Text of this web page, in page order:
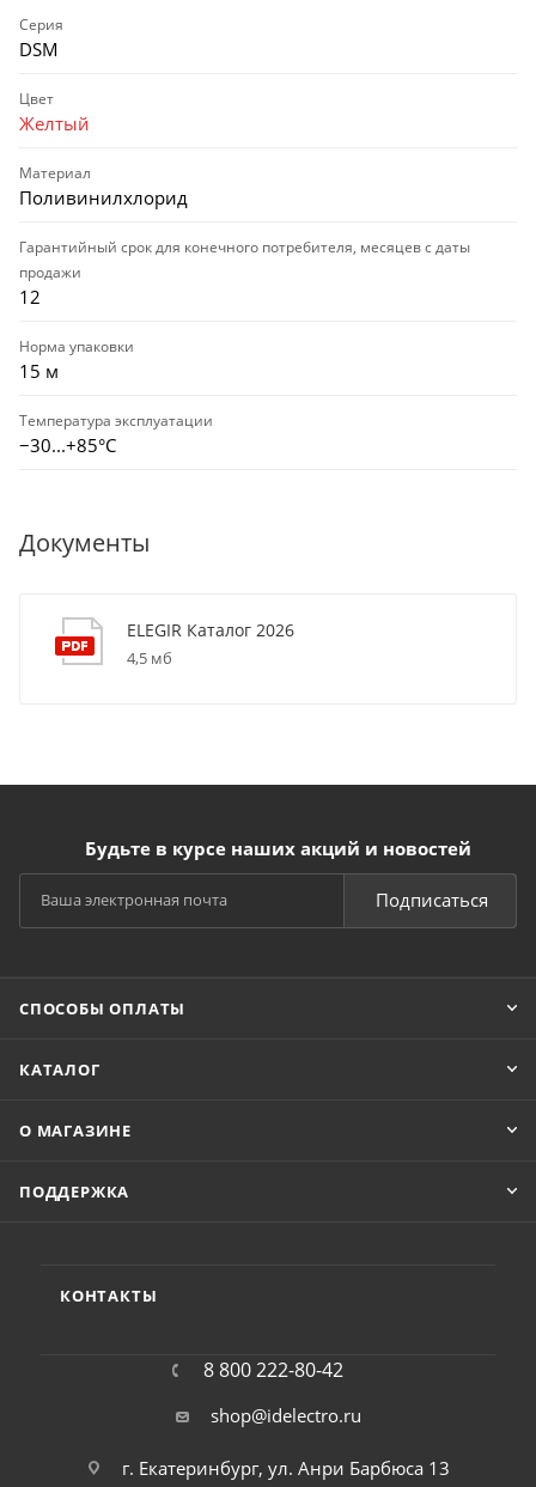
Серия
DSM
Цвет
Желтый
Материал
Поливинилхлорид
Гарантийный срок для конечного потребителя, месяцев с даты
продажи
12
Норма упаковки
15 м
Температура эксплуатации
−30...+85°C
Документы
ELEGIR Каталог 2026
4,5 мб
Будьте в курсе наших акций и новостей
Подписаться
СПОСОБЫ ОПЛАТЫ
КАТАЛОГ
О МАГАЗИНЕ
ПОДДЕРЖКА
КОНТАКТЫ
8 800 222-80-42
shop@idelectro.ru
г. Екатеринбург, ул. Анри Барбюса 13